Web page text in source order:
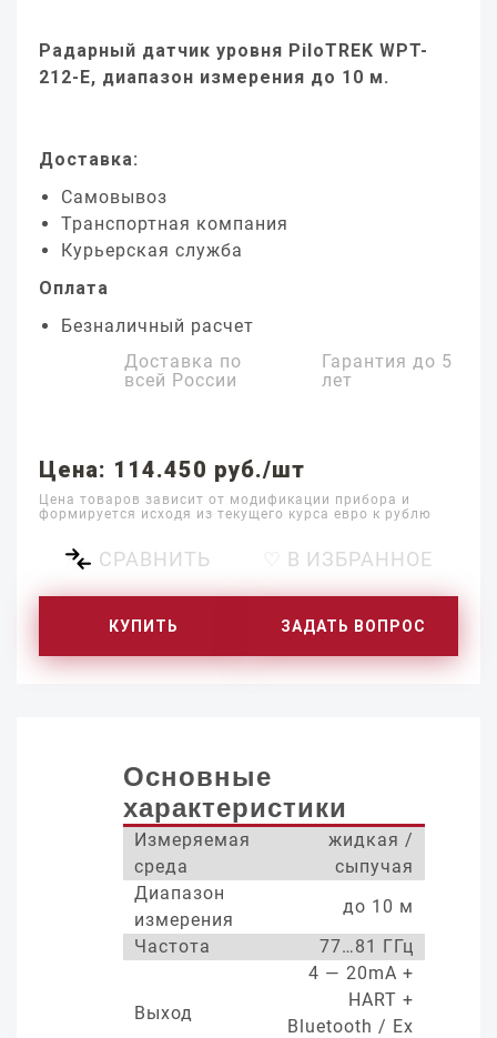
Радарный датчик уровня PiloTREK WPT-
212-E, диапазон измерения до 10 м.
Доставка:
Самовывоз
Транспортная компания
Курьерская служба
Оплата
Безналичный расчет
Доставка по
всей России
Гарантия до 5
лет
Цена: 114.450 руб./шт
Цена товаров зависит от модификации прибора и
формируется исходя из текущего курса евро к рублю
СРАВНИТЬ ♡ В ИЗБРАННОЕ
КУПИТЬ ЗАДАТЬ ВОПРОС
Основные
характеристики
Измеряемая
среда
жидкая /
сыпучая
Диапазон
измерения
до 10 м
Частота
77…81 ГГц
Выход
4 — 20mA +
HART +
Bluetooth / Ex